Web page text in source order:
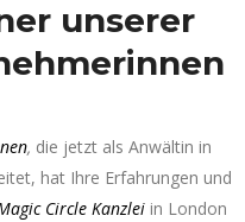
unserer
, die jetzt als Anwältin in
hat Ihre Erfahrungen und
Circle Kanzlei in London